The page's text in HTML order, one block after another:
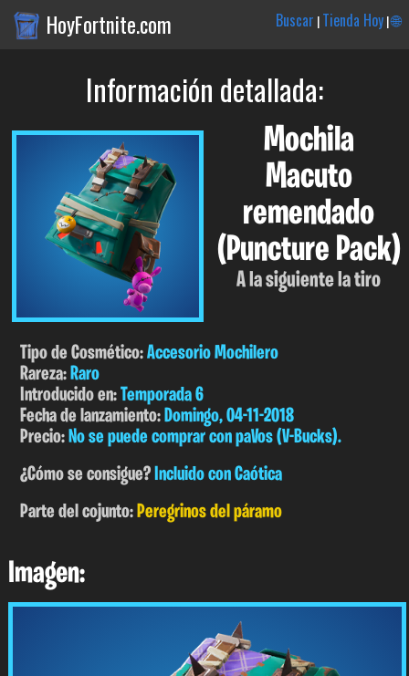
HoyFortnite.com Buscar |Tienda Hoy|🌐
Información detallada:
Mochila
Macuto
remendado
(Puncture Pack)
A la siguiente la tiro
Tipo de Cosmético:Accesorio Mochilero
Rareza:Raro
Introducido en:Temporada 6
Fecha de lanzamiento:Domingo, 04-11-2018
Precio:No se puede comprar con paVos (V-Bucks).
¿Cómo se consigue?Incluido con Caótica
Parte del cojunto:Peregrinos del páramo
Imagen: